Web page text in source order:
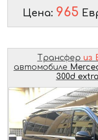
Цена: 965
Трансфер из
автомобиле
300d